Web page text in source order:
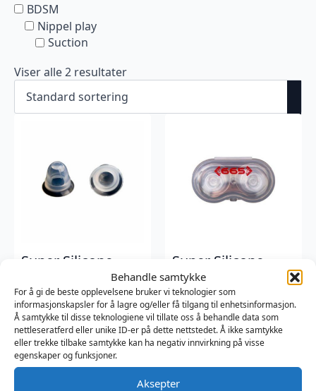
Behandle samtykke
For å gi de beste opplevelsene bruker vi teknologier som
informasjonskapsler for å lagre og/eller få tilgang til enhetsinformasjon.
Å samtykke til disse teknologiene vil tillate oss å behandle data som
nettleseratferd eller unike ID-er på dette nettstedet. Å ikke samtykke
eller trekke tilbake samtykke kan ha negativ innvirkning på visse
egenskaper og funksjoner.
Aksepter
BDSM
Nippel play
Suction
Viser alle 2 resultater
Super Silicone
Nipple Suckers
Large – Clear
665
349kr
Super Silicone
Nipple Suckers
Regular – Clear
665
299kr